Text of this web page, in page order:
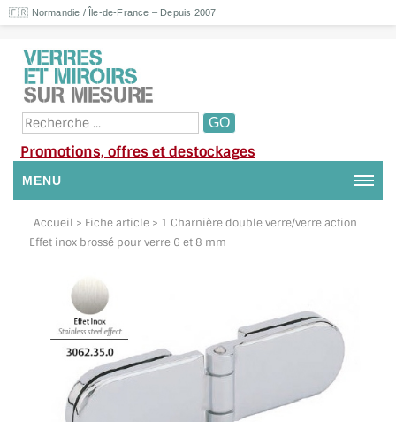
🇫🇷 Normandie / Île-de-France – Depuis 2007
Promotions, offres et destockages
MENU
NOUS CONTACTER
DEMANDE DE DEVIS
SUIVI DE DEVIS
SUIVI DE COMMANDE
TOUS LES TARIFS AU M2
Accueil > Fiche article > 1 Charnière double verre/verre action
Effet inox brossé pour verre 6 et 8 mm